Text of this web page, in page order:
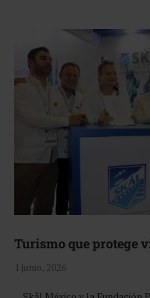
Turismo que protege
1 junio, 2026